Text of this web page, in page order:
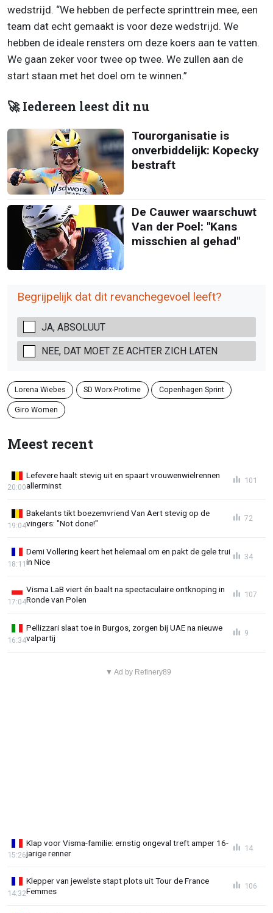
wedstrijd. “We hebben de perfecte sprinttrein mee, een
team dat echt gemaakt is voor deze wedstrijd. We
hebben de ideale rensters om deze koers aan te vatten.
We gaan zeker voor twee op twee. We zullen aan de
start staan met het doel om te winnen.”
🚀 Iedereen leest dit nu
Tourorganisatie is
onverbiddelijk: Kopecky
bestraft
De Cauwer waarschuwt
Van der Poel: "Kans
misschien al gehad"
Begrijpelijk dat dit revanchegevoel leeft?
JA, ABSOLUUT
NEE, DAT MOET ZE ACHTER ZICH LATEN
Lorena Wiebes SD Worx-Protime Copenhagen Sprint
Giro Women
Meest recent
Lefevere haalt stevig uit en spaart vrouwenwielrennen
allerminst
20:00
101
Bakelants tikt boezemvriend Van Aert stevig op de
vingers: "Not done!"
19:04
72
Demi Vollering keert het helemaal om en pakt de gele trui
in Nice
18:11
34
Visma LaB viert én baalt na spectaculaire ontknoping in
Ronde van Polen
17:04
107
Pellizzari slaat toe in Burgos, zorgen bij UAE na nieuwe
valpartij
16:34
9
▼ Ad by Refinery89
Klap voor Visma-familie: ernstig ongeval treft amper 16-
jarige renner
15:26
14
Klepper van jewelste stapt plots uit Tour de France
Femmes
14:32
106